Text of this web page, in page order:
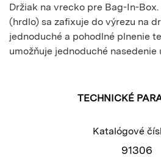
Držiak na vrecko pre Bag-In-
(hrdlo) sa zafixuje do výrezu na
jednoduché a pohodlné plnenie
umožňuje jednoduché nasedenie
TECHNICKÉ
Katalógové
91306